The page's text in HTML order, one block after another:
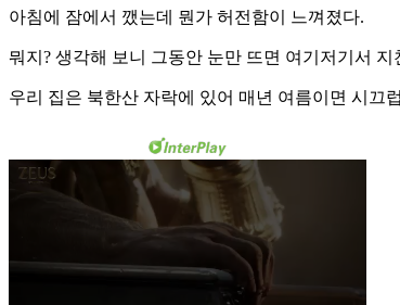
아침에 잠에서 깼는데 뭔가 허전함이 느껴졌다.
뭐지? 생각해 보니 그동안 눈만 뜨면 여기저기서
우리 집은 북한산 자락에 있어 매년 여름이면 시끄